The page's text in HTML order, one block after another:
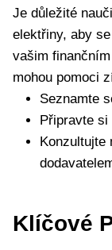
Je důležité
elektřiny, aby
vašim
mohou pomoci
Seznamte
Připravte si
Konzultujte
Klíčové